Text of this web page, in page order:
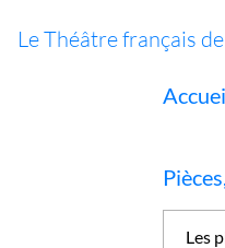
Le Théâtre français
Les